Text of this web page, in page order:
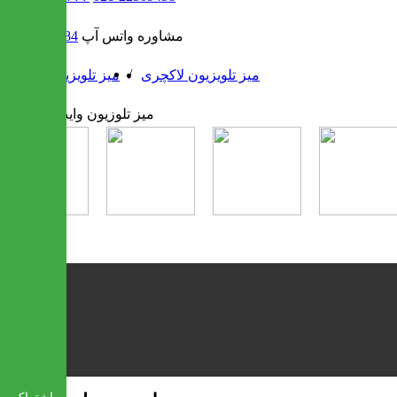
09302308484 مشاوره واتس آپ
میز تلویزیون / میز تلویزیون لاکچری